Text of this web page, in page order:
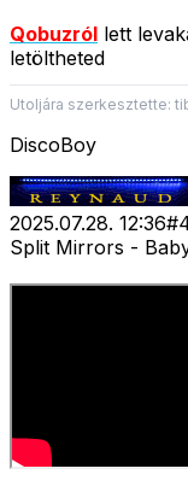
Qobuzról lett
letöltheted
Utoljára szerkesztette:
DiscoBoy
2025.07.28. 12:36#
Split Mirrors -